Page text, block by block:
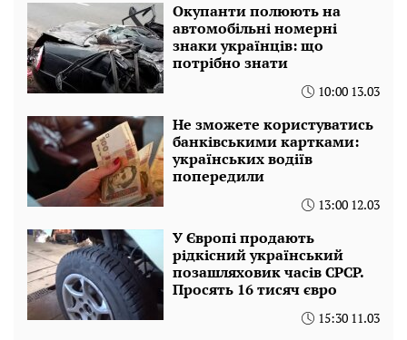
Окупанти полюють на
автомобільні номерні
знаки українців: що
потрібно знати
10:00 13.03
Не зможете користуватись
банківськими картками:
українських водіїв
попередили
13:00 12.03
У Європі продають
рідкісний український
позашляховик часів СРСР.
Просять 16 тисяч євро
15:30 11.03